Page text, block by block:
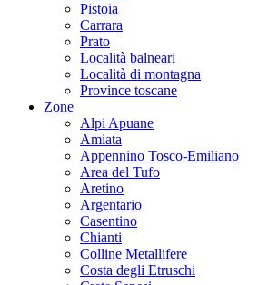
Pistoia
Carrara
Prato
Località balneari
Località di montagna
Province toscane
Zone
Alpi Apuane
Amiata
Appennino Tosco-Emiliano
Area del Tufo
Aretino
Argentario
Casentino
Chianti
Colline Metallifere
Costa degli Etruschi